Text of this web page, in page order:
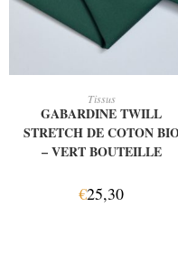
Tissus
GABARDINE TWILL
STRETCH DE COTON
– VERT BOUTEILLE
€25,30